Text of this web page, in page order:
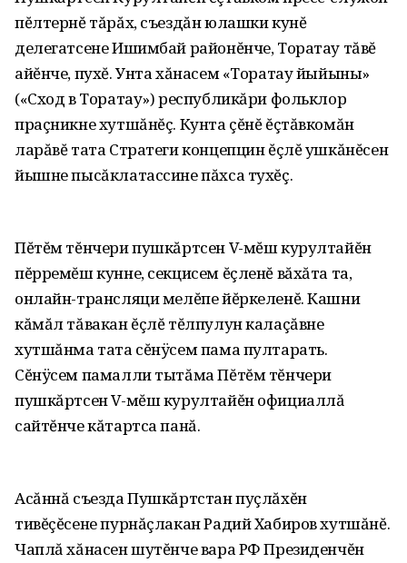
пĕлтернĕ тăрăх‚ съездăн юлашки кунĕ
делегатсене Ишимбай районĕнче‚ Торатау тăвĕ
айĕнче‚ пухĕ. Унта хăнасем «Торатау йыйыны»
(«Сход в Торатау») республикăри фольклор
праçникне хутшăнĕç. Кунта çĕнĕ ĕçтăвкомăн
ларăвĕ тата Стратеги концепцин ĕçлĕ ушкăнĕсен
йышне пысăклатассине пăхса тухĕç.
Пĕтĕм тĕнчери пушкăртсен V-мĕш курултайĕн
пĕрремĕш кунне‚ секцисем ĕçленĕ вăхăта та‚
онлайн-трансляци мелĕпе йĕркеленĕ. Кашни
кăмăл тăвакан ĕçлĕ тĕлпулун калаçăвне
хутшăнма тата сĕнÿсем пама пултарать.
Сĕнÿсем памалли тытăма Пĕтĕм тĕнчери
пушкăртсен V-мĕш курултайĕн официаллă
сайтĕнче кăтартса панă.
Асăннă съезда Пушкăртстан пуçлăхĕн
тивĕçĕсене пурнăçлакан Радий Хабиров хутшăнĕ.
Чаплă хăнасен шутĕнче вара РФ Президенчĕн